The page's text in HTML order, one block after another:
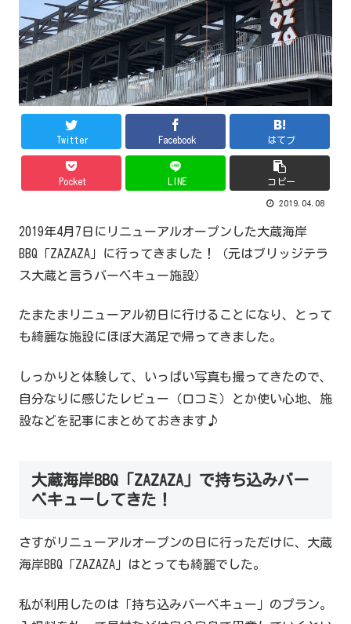
Twitter Facebook はてブ
Pocket LINE コピー
2019.04.08
2019年4月7日にリニューアルオープンした大蔵海岸
BBQ「ZAZAZA」に行ってきました！（元はブリッジテラ
ス大蔵と言うバーベキュー施設）
たまたまリニューアル初日に行けることになり、とって
も綺麗な施設にほぼ大満足で帰ってきました。
しっかりと体験して、いっぱい写真も撮ってきたので、
自分なりに感じたレビュー（口コミ）とか使い心地、施
設などを記事にまとめておきます♪
大蔵海岸BBQ「ZAZAZA」で持ち込みバー
ベキューしてきた！
さすがリニューアルオープンの日に行っただけに、大蔵
海岸BBQ「ZAZAZA」はとっても綺麗でした。
私が利用したのは「持ち込みバーベキュー」のプラン。